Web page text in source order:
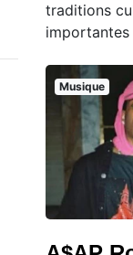
traditions
importantes
Musique